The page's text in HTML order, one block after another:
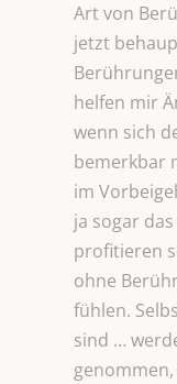
Art von
jetzt
helfen mir
wenn sich
bemerkbar
im
ja sogar
profitieren
ohne
fühlen.
sind …